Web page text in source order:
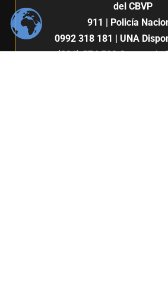
del CBVP
911
| Policía
0992 318 181
| UNA
(021) 574 500Cuerpo de